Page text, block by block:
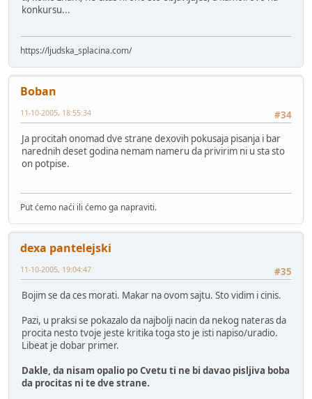
konkursu...
https://ljudska_splacina.com/
Boban
#34
11-10-2005, 18:55:34
Ja procitah onomad dve strane dexovih pokusaja pisanja i bar
narednih deset godina nemam nameru da privirim ni u sta sto
on potpise.
Put ćemo naći ili ćemo ga napraviti.
dexa pantelejski
#35
11-10-2005, 19:04:47
Bojim se da ces morati. Makar na ovom sajtu. Sto vidim i cinis.
Pazi, u praksi se pokazalo da najbolji nacin da nekog nateras da
procita nesto tvoje jeste kritika toga sto je isti napiso/uradio.
Libeat je dobar primer.
Dakle, da nisam opalio po Cvetu ti ne bi davao pisljiva boba
da procitas ni te dve strane.